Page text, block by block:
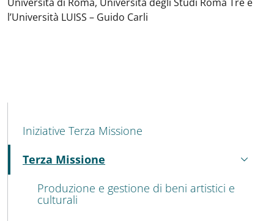
l’Università LUISS – Guido Carli
MENU CEV SECOND NAVIGATION
Iniziative Terza Missione
Terza Missione
Attivo
Produzione e gestione di beni artistici e
culturali